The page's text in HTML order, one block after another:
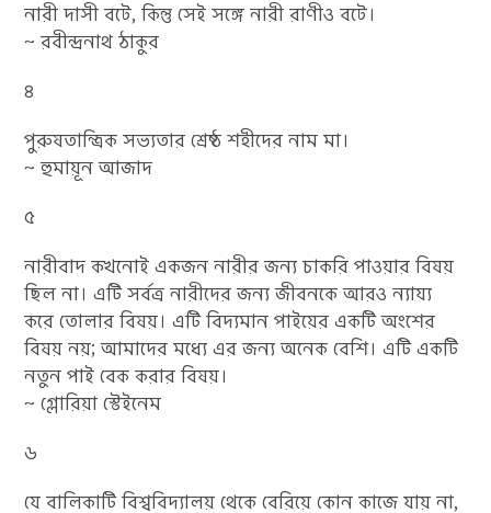
নারী দাসী বটে, কিন্তু সেই সঙ্গে নারী রাণীও বটে।
~ রবীন্দ্রনাথ ঠাকুর
৪
পুরুষতান্ত্রিক সভ্যতার শ্রেষ্ঠ শহীদের নাম মা।
~ হুমায়ূন আজাদ
৫
নারীবাদ কখনোই একজন নারীর জন্য চাকরি পাওয়ার বিষয়
ছিল না। এটি সর্বত্র নারীদের জন্য জীবনকে আরও ন্যায্য
করে তোলার বিষয়। এটি বিদ্যমান পাইয়ের একটি অংশের
বিষয় নয়; আমাদের মধ্যে এর জন্য অনেক বেশি। এটি একটি
নতুন পাই বেক করার বিষয়।
~ গ্লোরিয়া স্টেইনেম
৬
যে বালিকাটি বিশ্ববিদ্যালয় থেকে বেরিয়ে কোন কাজে যায় না,